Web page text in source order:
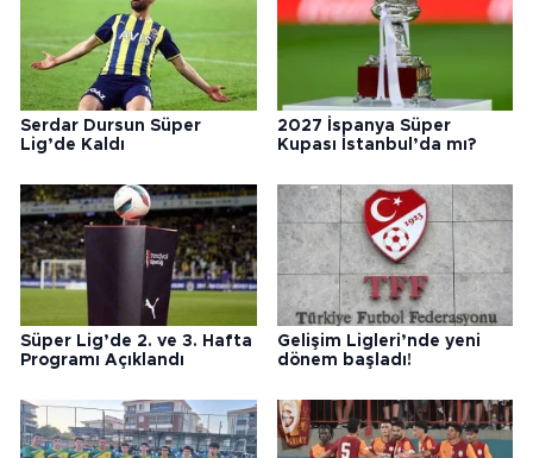
Serdar Dursun Süper
Lig’de Kaldı
2027 İspanya Süper
Kupası İstanbul’da mı?
Süper Lig’de 2. ve 3. Hafta
Programı Açıklandı
Gelişim Ligleri’nde yeni
dönem başladı!